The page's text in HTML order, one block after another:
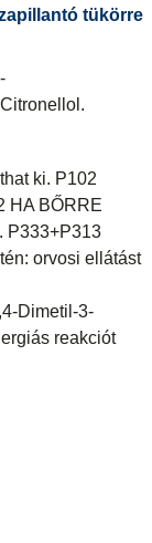
tükörre
ki. P102
HA BŐRRE
P333+P313
orvosi ellátást
Dimetil-3-
reakciót